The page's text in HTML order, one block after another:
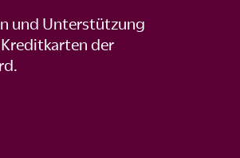
und Unterstützung
der